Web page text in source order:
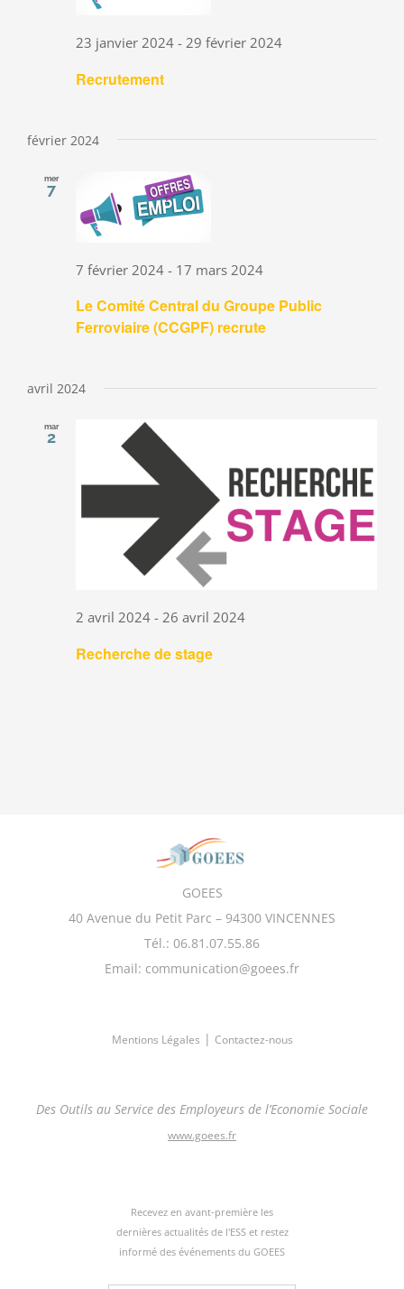
Recrutement
23 janvier 2024-29 février 2024
février 2024
mer
7
Le Comité Central du Groupe Public
Ferroviaire (CCGPF) recrute
7 février 2024- 17 mars 2024
avril 2024
mar
2
Recherche de stage
2 avril 2024-26 avril 2024
GOEES
40 Avenue du Petit Parc – 94300 VINCENNES
Tél.: 06.81.07.55.86
Email: communication@goees.fr
Mentions Légales | Contactez-nous
Des Outils au Service des Employeurs de l’Economie Sociale
www.goees.fr
Recevez en avant-première les
dernières actualités de l'ESS et restez
informé des événements du GOEES